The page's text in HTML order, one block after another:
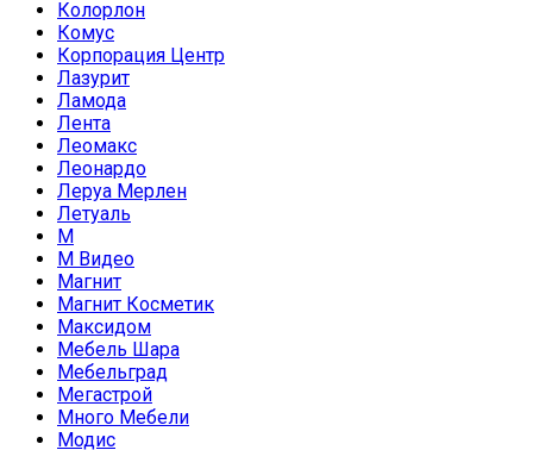
Колорлон
Комус
Корпорация Центр
Лазурит
Ламода
Лента
Леомакс
Леонардо
Леруа Мерлен
Летуаль
М
М Видео
Магнит
Магнит Косметик
Максидом
Мебель Шара
Мебельград
Мегастрой
Много Мебели
Модис